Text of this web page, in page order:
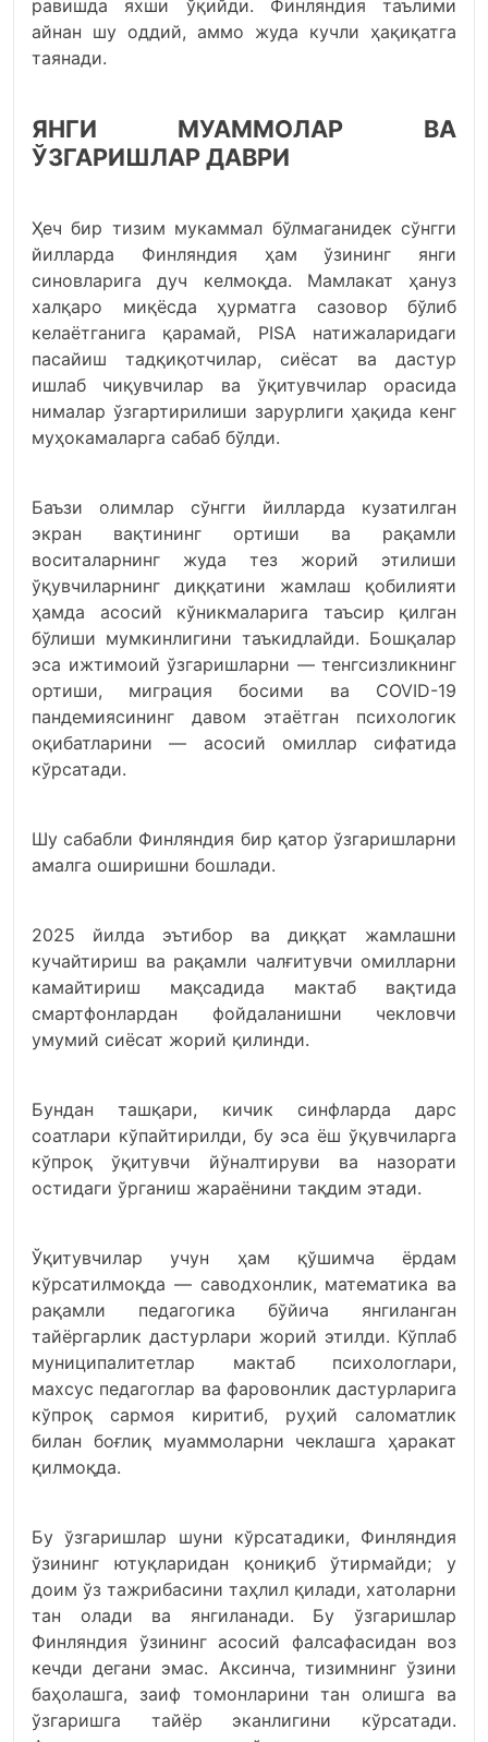
равишда яхши ўқийди. Финляндия таълими
айнан шу оддий, аммо жуда кучли ҳақиқатга
таянади.
ЯНГИ МУАММОЛАР ВА
ЎЗГАРИШЛАР ДАВРИ
Ҳеч бир тизим мукаммал бўлмаганидек сўнгги
йилларда Финляндия ҳам ўзининг янги
синовларига дуч келмоқда. Мамлакат ҳануз
халқаро миқёсда ҳурматга сазовор бўлиб
келаётганига қарамай, PISA натижаларидаги
пасайиш тадқиқотчилар, сиёсат ва дастур
ишлаб чиқувчилар ва ўқитувчилар орасида
нималар ўзгартирилиши зарурлиги ҳақида кенг
муҳокамаларга сабаб бўлди.
Баъзи олимлар сўнгги йилларда кузатилган
экран вақтининг ортиши ва рақамли
воситаларнинг жуда тез жорий этилиши
ўқувчиларнинг диққатини жамлаш қобилияти
ҳамда асосий кўникмаларига таъсир қилган
бўлиши мумкинлигини таъкидлайди. Бошқалар
эса ижтимоий ўзгаришларни — тенгсизликнинг
ортиши, миграция босими ва COVID-19
пандемиясининг давом этаётган психологик
оқибатларини — асосий омиллар сифатида
кўрсатади.
Шу сабабли Финляндия бир қатор ўзгаришларни
амалга оширишни бошлади.
2025 йилда эътибор ва диққат жамлашни
кучайтириш ва рақамли чалғитувчи омилларни
камайтириш мақсадида мактаб вақтида
смартфонлардан фойдаланишни чекловчи
умумий сиёсат жорий қилинди.
Бундан ташқари, кичик синфларда дарс
соатлари кўпайтирилди, бу эса ёш ўқувчиларга
кўпроқ ўқитувчи йўналтируви ва назорати
остидаги ўрганиш жараёнини тақдим этади.
Ўқитувчилар учун ҳам қўшимча ёрдам
кўрсатилмоқда — саводхонлик, математика ва
рақамли педагогика бўйича янгиланган
тайёргарлик дастурлари жорий этилди. Кўплаб
муниципалитетлар мактаб психологлари,
махсус педагоглар ва фаровонлик дастурларига
кўпроқ сармоя киритиб, руҳий саломатлик
билан боғлиқ муаммоларни чеклашга ҳаракат
қилмоқда.
Бу ўзгаришлар шуни кўрсатадики, Финляндия
ўзининг ютуқларидан қониқиб ўтирмайди; у
доим ўз тажрибасини таҳлил қилади, хатоларни
тан олади ва янгиланади. Бу ўзгаришлар
Финляндия ўзининг асосий фалсафасидан воз
кечди дегани эмас. Аксинча, тизимнинг ўзини
баҳолашга, заиф томонларини тан олишга ва
ўзгаришга тайёр эканлигини кўрсатади.